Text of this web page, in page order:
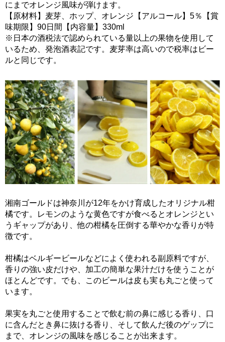
にまでオレンジ風味が弾けます。
【原材料】麦芽、ホップ、オレンジ【アルコール】5％【賞
味期限】90日間【内容量】330ml
※日本の酒税法で認められている量以上の果物を使用して
いるため、発泡酒表記です。麦芽率は高いので税率はビー
ルと同じです。
湘南ゴールドは神奈川が12年をかけ育成したオリジナル柑
橘です。レモンのような黄色ですが食べるとオレンジとい
うギャップがあり、他の柑橘を圧倒する華やかな香りが特
徴です。
柑橘はベルギービールなどによく使われる副原料ですが、
香りの強い皮だけや、加工の簡単な果汁だけを使うことが
ほとんどです。でも、このビールは皮も実も丸ごと使って
います。
果実を丸ごと使用することで飲む前の鼻に感じる香り、口
に含んだとき鼻に抜ける香り、そして飲んだ後のゲップに
まで、オレンジの風味を感じることが出来ます。